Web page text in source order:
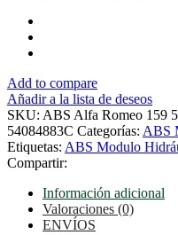
51812265
16234005
16234405E
cantidad
Add to compare
Añadir a la lista de deseos
SKU: ABS Alfa Romeo 159
54084883C Categorías: ABS
Etiquetas: ABS Modulo
Compartir:
Información adicional
Valoraciones (0)
ENVÍOS